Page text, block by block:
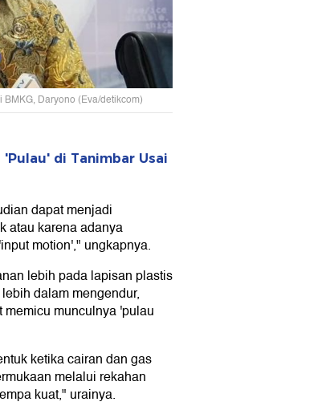
Daryono (Eva/detikcom)
di Tanimbar Usai
dapat menjadi
atau karena adanya
motion'," ungkapnya.
lebih pada lapisan plastis
dalam mengendur,
munculnya 'pulau
ketika cairan dan gas
melalui rekahan
kuat," urainya.